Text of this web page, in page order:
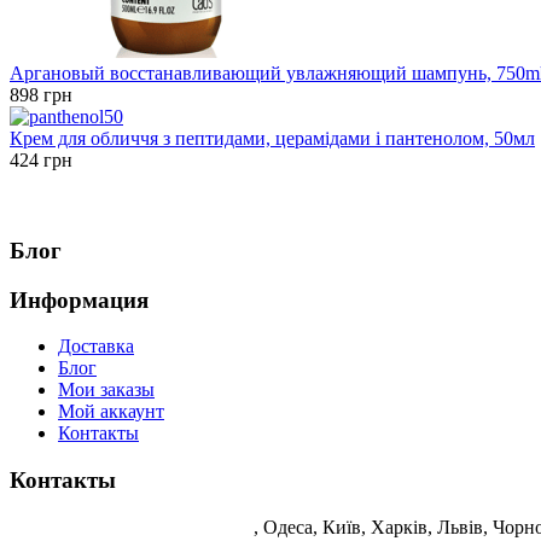
Аргановый восстанавливающий увлажняющий шампунь,
898 грн
Крем для обличчя з пептидами, церамідами і пантенолом, 50мл
424 грн
Блог
Информация
Доставка
Блог
Мои заказы
Мой аккаунт
Контакты
Контакты
, Одеса, Київ, Харків, Львів,